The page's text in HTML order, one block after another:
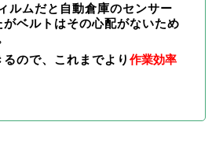
ルムだと自動倉庫のセンサー
ベルトはその心配がないため
るので、これまでより作業効率